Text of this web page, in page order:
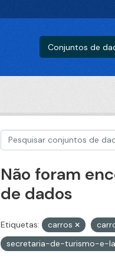
Conjuntos de
Não foram
de dados
Etiquetas: carros
secretaria-de-turismo-e-